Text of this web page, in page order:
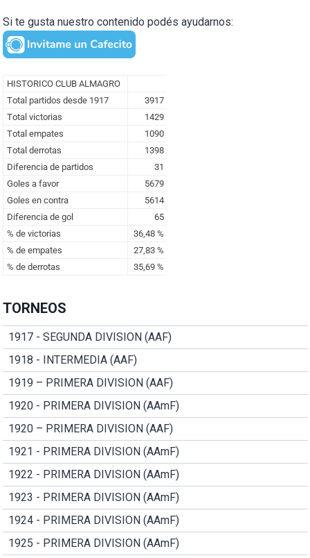
Si te gusta nuestro contenido podés ayudarnos:
TORNEOS
1917 - SEGUNDA DIVISION (AAF)
1918 - INTERMEDIA (AAF)
1919 – PRIMERA DIVISION (AAF)
1920 - PRIMERA DIVISION (AAmF)
1920 – PRIMERA DIVISION (AAF)
1921 - PRIMERA DIVISION (AAmF)
1922 - PRIMERA DIVISION (AAmF)
1923 - PRIMERA DIVISION (AAmF)
1924 - PRIMERA DIVISION (AAmF)
1925 - PRIMERA DIVISION (AAmF)